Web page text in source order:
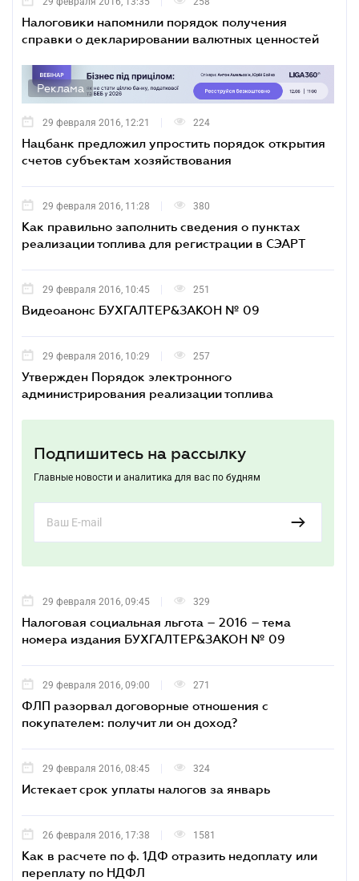
Налоговики напомнили порядок получения
справки о декларировании валютных ценностей
Реклама
29 февраля 2016, 12:21 224
Нацбанк предложил упростить порядок открытия
счетов субъектам хозяйствования
29 февраля 2016, 11:28 380
Как правильно заполнить сведения о пунктах
реализации топлива для регистрации в СЭАРТ
29 февраля 2016, 10:45 251
Видеоанонс БУХГАЛТЕР&ЗАКОН № 09
29 февраля 2016, 10:29 257
Утвержден Порядок электронного
администрирования реализации топлива
Подпишитесь на рассылку
Главные новости и аналитика для вас по будням
29 февраля 2016, 09:45 329
Налоговая социальная льгота – 2016 – тема
номера издания БУХГАЛТЕР&ЗАКОН № 09
29 февраля 2016, 09:00 271
ФЛП разорвал договорные отношения с
покупателем: получит ли он доход?
29 февраля 2016, 08:45 324
Истекает срок уплаты налогов за январь
26 февраля 2016, 17:38 1581
Как в расчете по ф. 1ДФ отразить недоплату или
переплату по НДФЛ